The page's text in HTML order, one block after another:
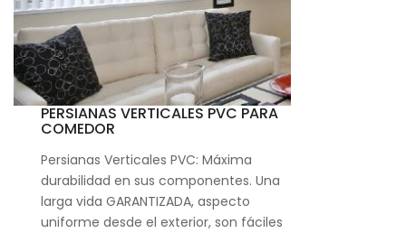
PERSIANAS VERTICALES PVC PARA
COMEDOR
Persianas Verticales PVC: Máxima
durabilidad en sus componentes. Una
larga vida GARANTIZADA, aspecto
uniforme desde el exterior, son fáciles